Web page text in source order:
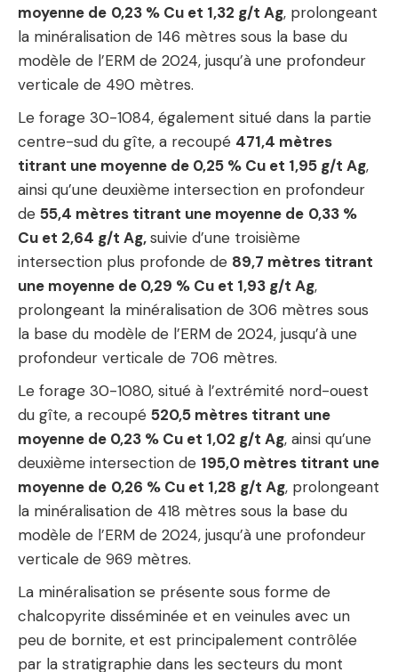
moyenne de 0,23 % Cu et 1,32 g/t Ag, prolongeant
la minéralisation de 146 mètres sous la base du
modèle de l’ERM de 2024, jusqu’à une profondeur
verticale de 490 mètres.
Le forage 30-1084, également situé dans la partie
centre-sud du gîte, a recoupé 471,4 mètres
titrant une moyenne de 0,25 % Cu et 1,95 g/t Ag,
ainsi qu’une deuxième intersection en profondeur
de 55,4 mètres titrant une moyenne de 0,33 %
Cu et 2,64 g/t Ag,suivie d’une troisième
intersection plus profonde de 89,7 mètres titrant
une moyenne de 0,29 % Cu et 1,93 g/t Ag,
prolongeant la minéralisation de 306 mètres sous
la base du modèle de l’ERM de 2024, jusqu’à une
profondeur verticale de 706 mètres.
Le forage 30-1080, situé à l’extrémité nord-ouest
du gîte, a recoupé 520,5 mètres titrant une
moyenne de 0,23 % Cu et 1,02 g/t Ag, ainsi qu’une
deuxième intersection de 195,0 mètres titrant une
moyenne de 0,26 % Cu et 1,28 g/t Ag, prolongeant
la minéralisation de 418 mètres sous la base du
modèle de l’ERM de 2024, jusqu’à une profondeur
verticale de 969 mètres.
La minéralisation se présente sous forme de
chalcopyrite disséminée et en veinules avec un
peu de bornite, et est principalement contrôlée
par la stratigraphie dans les secteurs du mont